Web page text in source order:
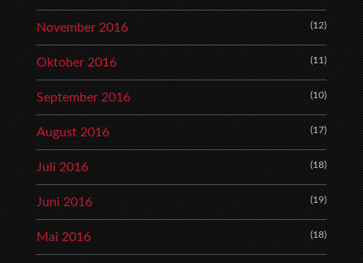
November 2016 (12)
Oktober 2016 (11)
September 2016 (10)
August 2016 (17)
Juli 2016 (18)
Juni 2016 (19)
Mai 2016 (18)